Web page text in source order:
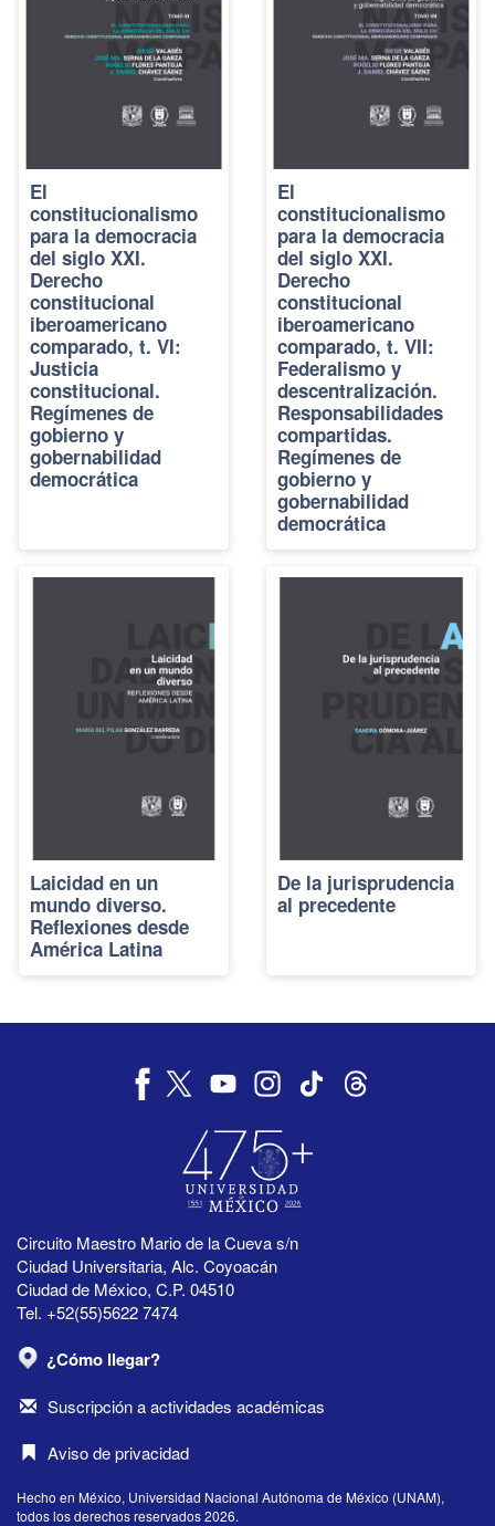
El
constitucionalismo
para la democracia
del siglo XXI.
Derecho
constitucional
iberoamericano
comparado, t. VI:
Justicia
constitucional.
Regímenes de
gobierno y
gobernabilidad
democrática
El
constitucionalismo
para la democracia
del siglo XXI.
Derecho
constitucional
iberoamericano
comparado, t. VII:
Federalismo y
descentralización.
Responsabilidades
compartidas.
Regímenes de
gobierno y
gobernabilidad
democrática
Laicidad en un
mundo diverso.
Reflexiones desde
América Latina
De la jurisprudencia
al precedente
Circuito Maestro Mario de la Cueva s/n
Ciudad Universitaria, Alc. Coyoacán
Ciudad de México, C.P. 04510
Tel. +52(55)5622 7474
¿Cómo llegar?
Suscripción a actividades académicas
Aviso de privacidad
Hecho en México, Universidad Nacional Autónoma de México (UNAM),
todos los derechos reservados 2026.